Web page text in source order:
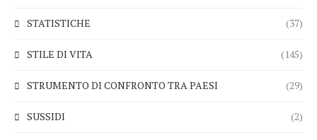
STATISTICHE (37)
STILE DI VITA (145)
STRUMENTO DI CONFRONTO TRA PAESI (29)
SUSSIDI (2)